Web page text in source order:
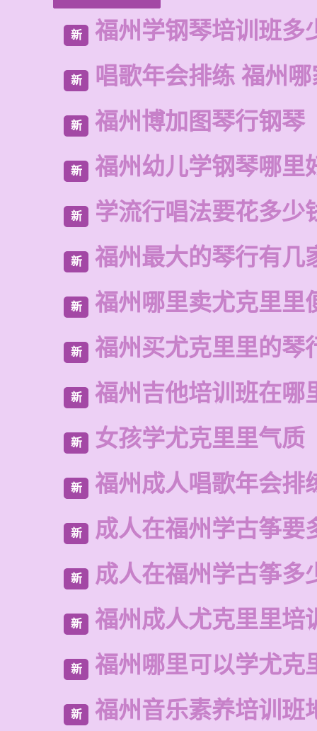
新 福州学钢琴培训班多
新 唱歌年会排练 福州
新 福州博加图琴行钢琴
新 福州幼儿学钢琴哪里
新 学流行唱法要花多少
新 福州最大的琴行有几
新 福州哪里卖尤克里里
新 福州买尤克里里的琴
新 福州吉他培训班在哪
新 女孩学尤克里里气质
新 福州成人唱歌年会排
新 成人在福州学古筝要
新 成人在福州学古筝多
新 福州成人尤克里里培
新 福州哪里可以学尤克
新 福州音乐素养培训班